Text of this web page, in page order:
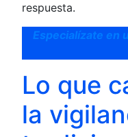
respuesta.
Especialízate en
Lo que
la